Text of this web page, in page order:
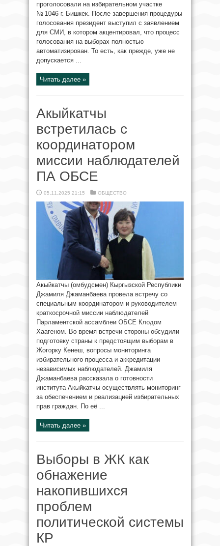
проголосовали на избирательном участке
№ 1046 г. Бишкек. После завершения процедуры
голосования президент выступил с заявлением
для СМИ, в котором акцентировал, что процесс
голосования на выборах полностью
автоматизирован. То есть, как прежде, уже не
допускается ...
Читать далее »
Акыйкатчы
встретилась с
координатором
миссии наблюдателей
ПА ОБСЕ
05.11.2025 21:15 ОБЩЕСТВО
Акыйкатчы (омбудсмен) Кыргызской Республики
Джамиля Джаманбаева провела встречу со
специальным координатором и руководителем
краткосрочной миссии наблюдателей
Парламентской ассамблеи ОБСЕ Клодом
Хаагеном. Во время встречи стороны обсудили
подготовку страны к предстоящим выборам в
Жогорку Кенеш, вопросы мониторинга
избирательного процесса и аккредитации
независимых наблюдателей. Джамиля
Джаманбаева рассказала о готовности
института Акыйкатчы осуществлять мониторинг
за обеспечением и реализацией избирательных
прав граждан. По её ...
Читать далее »
Выборы в ЖК как
обнажение
накопившихся
проблем
политической системы
КР